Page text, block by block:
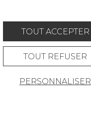
Coton Jute
TOUT ACCEPTER
TOUT REFUSER
PERSONNALISER